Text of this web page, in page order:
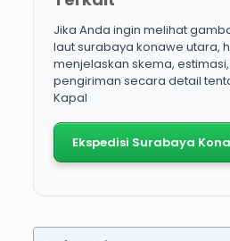
Jika Anda ingin melihat
laut surabaya konawe utara,
menjelaskan skema,
pengiriman secara detail
Kapal
Ekspedisi Surabaya